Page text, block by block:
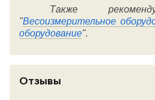
Также
"Весоизмерительное
оборудование".
Отзывы